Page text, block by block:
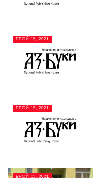
БРОЙ 15, 2021
БРОЙ 15, 2021
БРОЙ 15, 2021